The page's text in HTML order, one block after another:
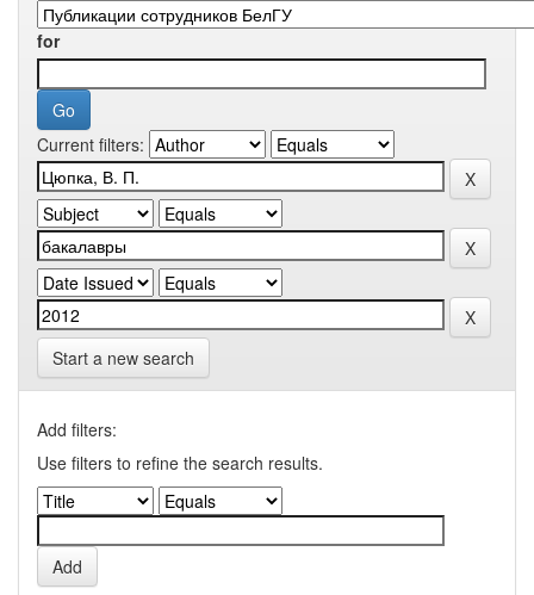
for
Current filters:
Start a new search
Add filters:
Use filters to refine the search results.